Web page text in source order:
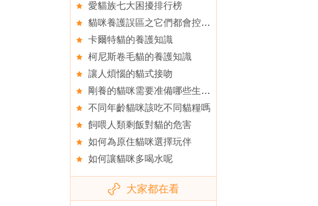
愛貓族七大困擾排行榜
貓咪養護誤區之它們都會控制自己的食量
卡爾特貓的養護知識
柯尼斯卷毛貓的養護知識
讓人煩惱的貓式接吻
剛養的貓咪需要准備哪些生活用品？
不同年齡貓咪該吃不同貓糧嗎
飼喂人類剩飯對貓的危害
如何為原住貓咪選擇玩伴
如何讓貓咪多喝水呢
大家都在看